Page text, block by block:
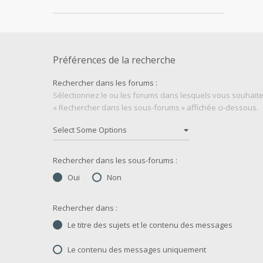
Préférences de la recherche
Rechercher dans les forums :
Sélectionnez le ou les forums dans lesquels vous
« Rechercher dans les sous-forums » affichée ci-dessous.
Rechercher dans les sous-forums :
Oui
Non
Rechercher dans :
Le titre des sujets et le contenu des messages
Le contenu des messages uniquement